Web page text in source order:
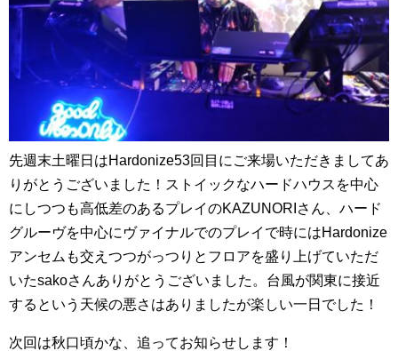
先週末土曜日はHardonize53回目にご来場いただきましてあ
りがとうございました！ストイックなハードハウスを中心
にしつつも高低差のあるプレイのKAZUNORIさん、ハード
グルーヴを中心にヴァイナルでのプレイで時にはHardonize
アンセムも交えつつがっつりとフロアを盛り上げていただ
いたsakoさんありがとうございました。台風が関東に接近
するという天候の悪さはありましたが楽しい一日でした！
次回は秋口頃かな、追ってお知らせします！